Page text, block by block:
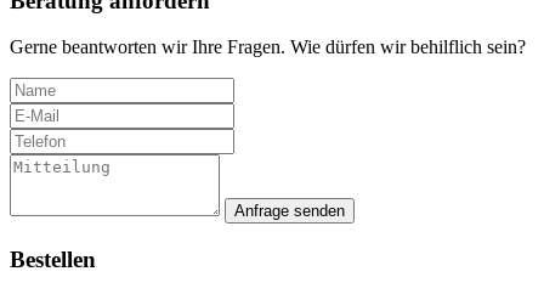
Gerne beantworten wir Ihre Fragen. Wie dürfen wir behilflich sein?
Anfrage senden
Bestellen